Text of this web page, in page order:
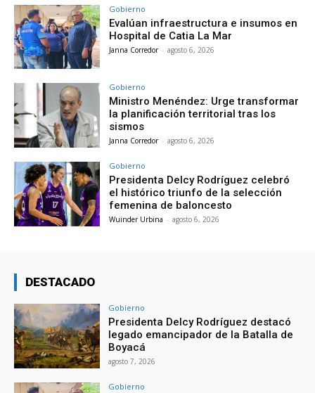
Gobierno
Evalúan infraestructura e insumos en
Hospital de Catia La Mar
Janna Corredor - agosto 6, 2026
Gobierno
Ministro Menéndez: Urge transformar
la planificación territorial tras los
sismos
Janna Corredor - agosto 6, 2026
Gobierno
Presidenta Delcy Rodríguez celebró
el histórico triunfo de la selección
femenina de baloncesto
Wuinder Urbina - agosto 6, 2026
DESTACADO
Gobierno
Presidenta Delcy Rodríguez destacó
legado emancipador de la Batalla de
Boyacá
agosto 7, 2026
Gobierno